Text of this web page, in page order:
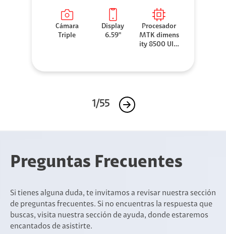
Cámara
Triple
Display
6.59"
Procesador
MTK dimens
ity 8500 Ultr
1/55
Preguntas Frecuentes
Si tienes alguna duda, te invitamos a revisar nuestra sección
de preguntas frecuentes. Si no encuentras la respuesta que
buscas, visita nuestra sección de ayuda, donde estaremos
encantados de asistirte.